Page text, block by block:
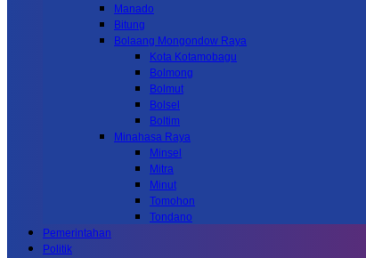
Manado
Bitung
Bolaang Mongondow Raya
Kota Kotamobagu
Bolmong
Bolmut
Bolsel
Boltim
Minahasa Raya
Minsel
Mitra
Minut
Tomohon
Tondano
Pemerintahan
Politik